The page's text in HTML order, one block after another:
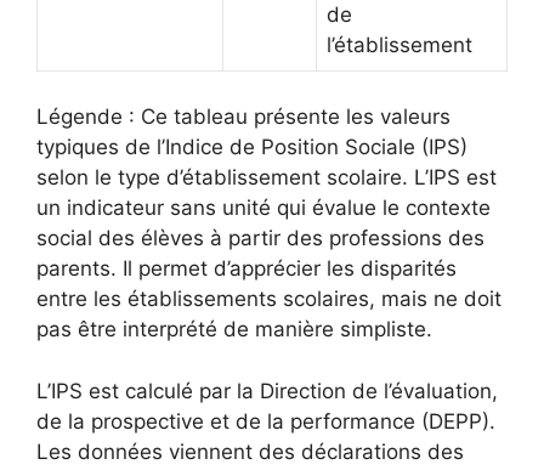
de
l’établissement
Légende : Ce tableau présente les valeurs
typiques de l’Indice de Position Sociale (IPS)
selon le type d’établissement scolaire. L’IPS est
un indicateur sans unité qui évalue le contexte
social des élèves à partir des professions des
parents. Il permet d’apprécier les disparités
entre les établissements scolaires, mais ne doit
pas être interprété de manière simpliste.
L’IPS est calculé par la Direction de l’évaluation,
de la prospective et de la performance (DEPP).
Les données viennent des déclarations des